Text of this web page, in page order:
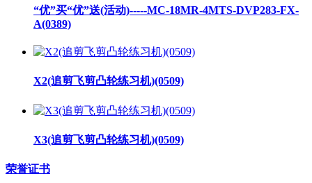
“优”买“优”送(活动)-----MC-18MR-4MTS-DVP283-FX-
A(0389)
X2(追剪飞剪凸轮练习机)(0509)
X3(追剪飞剪凸轮练习机)(0509)
荣誉证书